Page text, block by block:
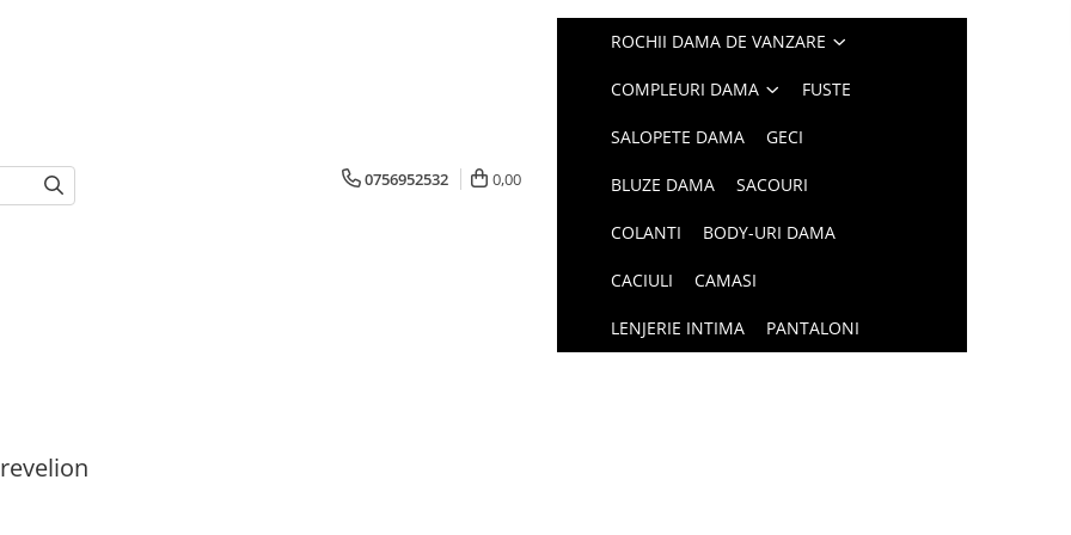
0756952532 0,00
ROCHII DAMA DE VANZARE
COMPLEURI DAMA FUSTE
SALOPETE DAMA GECI
BLUZE DAMA SACOURI
COLANTI BODY-URI DAMA
CACIULI CAMASI
LENJERIE INTIMA PANTALONI